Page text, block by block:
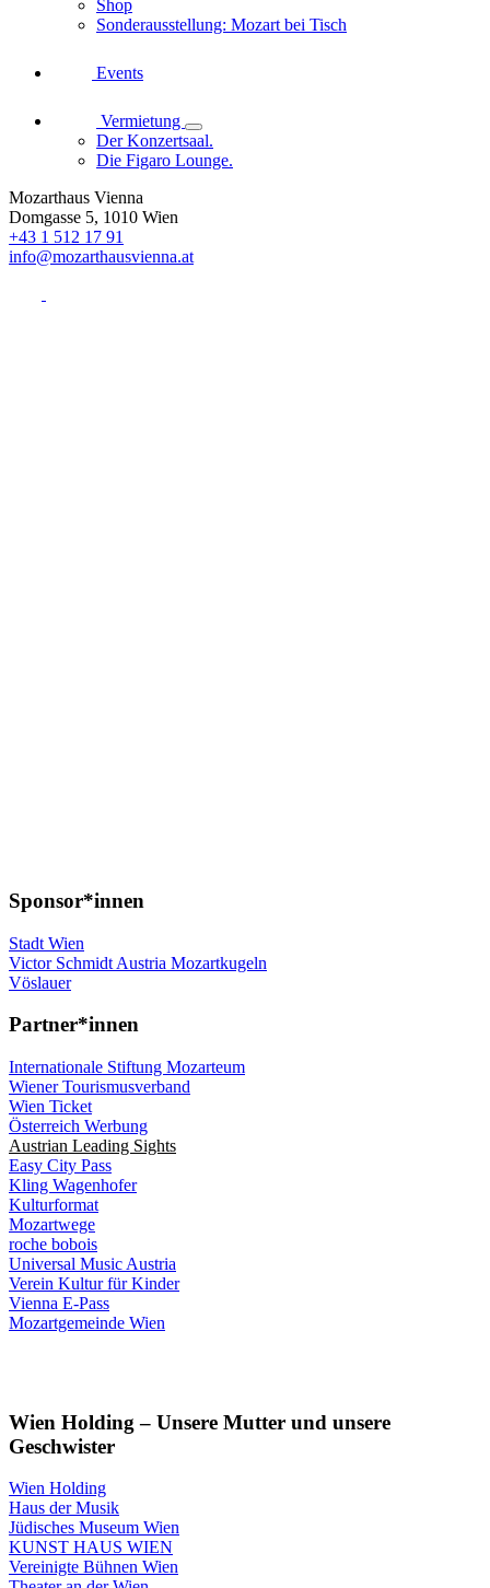
Shop
Sonderausstellung: Mozart bei Tisch
Events
Vermietung
Der Konzertsaal.
Die Figaro Lounge.
Mozarthaus Vienna
Domgasse 5, 1010 Wien
+43 1 512 17 91
info@mozarthausvienna.at
Sponsor*innen
Stadt Wien
Victor Schmidt Austria Mozartkugeln
Vöslauer
Partner*innen
Internationale Stiftung Mozarteum
Wiener Tourismusverband
Wien Ticket
Österreich Werbung
Austrian Leading Sights
Easy City Pass
Kling Wagenhofer
Kulturformat
Mozartwege
roche bobois
Universal Music Austria
Verein Kultur für Kinder
Vienna E-Pass
Mozartgemeinde Wien
Wien Holding – Unsere Mutter und unsere
Geschwister
Wien Holding
Haus der Musik
Jüdisches Museum Wien
KUNST HAUS WIEN
Vereinigte Bühnen Wien